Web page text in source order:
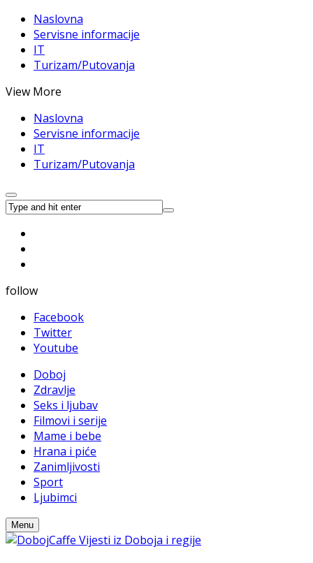
Naslovna
Servisne informacije
IT
Turizam/Putovanja
View More
Naslovna
Servisne informacije
IT
Turizam/Putovanja
follow
Facebook
Twitter
Youtube
Doboj
Zdravlje
Seks i ljubav
Filmovi i serije
Mame i bebe
Hrana i piće
Zanimljivosti
Sport
Ljubimci
Menu